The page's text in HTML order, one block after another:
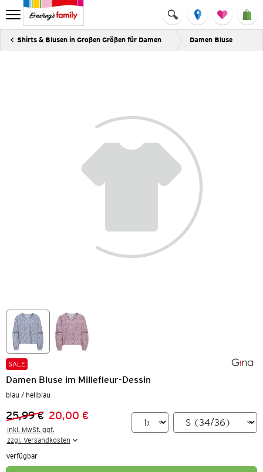
Shirts & Blusen in Großen Größen für Damen Damen Bluse
SALE
Damen Bluse im Millefleur-Dessin
blau / hellblau
Vorheriger Preis:
25,99 €
Neuer Preis:20,00 €
inkl. MwSt. ggf.
zzgl. Versandkosten
Verfügbar